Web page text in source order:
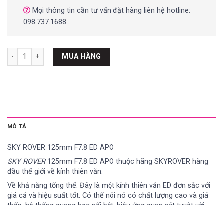
Mọi thông tin cần tư vấn đặt hàng liên hệ hotline:
098.737.1688
Thân kính thiên văn SKY ROVER 125mm F/7.8 ED APO số lượng
MUA HÀNG
MÔ TẢ
SKY ROVER 125mm F7.8 ED APO
SKY ROVER125mm F7.8 ED APO thuộc hãng SKYROVER hàng
đầu thế giới về kính thiên văn.
Về khả năng tổng thể: Đây là một kính thiên văn ED đơn sắc với
giá cả và hiệu suất tốt. Có thể nói nó có chất lượng cao và giá